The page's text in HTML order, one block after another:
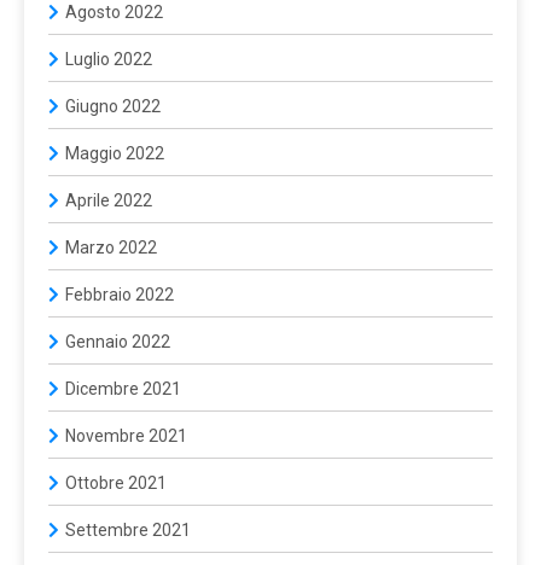
Agosto 2022
Luglio 2022
Giugno 2022
Maggio 2022
Aprile 2022
Marzo 2022
Febbraio 2022
Gennaio 2022
Dicembre 2021
Novembre 2021
Ottobre 2021
Settembre 2021